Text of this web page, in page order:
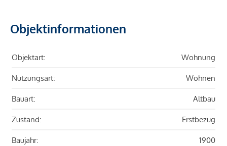
Objektinformationen
Objektart: Wohnung
Nutzungsart: Wohnen
Bauart: Altbau
Zustand: Erstbezug
Baujahr: 1900